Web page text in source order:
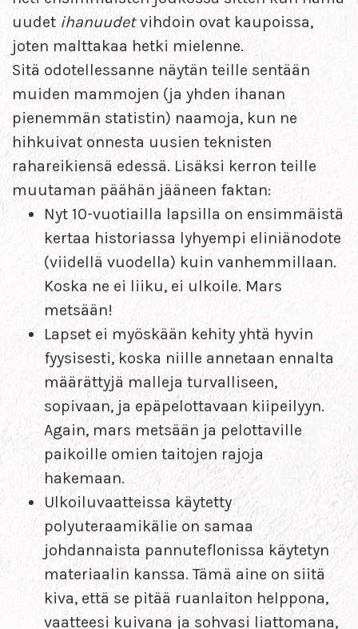
uudet ihanuudetvihdoin ovat kaupoissa,
joten malttakaa hetki mielenne.
Sitä odotellessanne näytän teille sentään
muiden mammojen (ja yhden ihanan
pienemmän statistin) naamoja, kun ne
hihkuivat onnesta uusien teknisten
rahareikiensä edessä. Lisäksi kerron teille
muutaman päähän jääneen faktan:
Nyt 10-vuotiailla lapsilla on ensimmäistä
kertaa historiassa lyhyempi eliniänodote
(viidellä vuodella) kuin vanhemmillaan.
Koska ne ei liiku, ei ulkoile. Mars
metsään!
Lapset ei myöskään kehity yhtä hyvin
fyysisesti, koska niille annetaan ennalta
määrättyjä malleja turvalliseen,
sopivaan, ja epäpelottavaan kiipeilyyn.
Again, mars metsään ja pelottaville
paikoille omien taitojen rajoja
hakemaan.
Ulkoiluvaatteissa käytetty
polyuteraamikälie on samaa
johdannaista pannuteflonissa käytetyn
materiaalin kanssa. Tämä aine on siitä
kiva, että se pitää ruanlaiton helppona,
vaatteesi kuivana ja sohvasi liattomana,